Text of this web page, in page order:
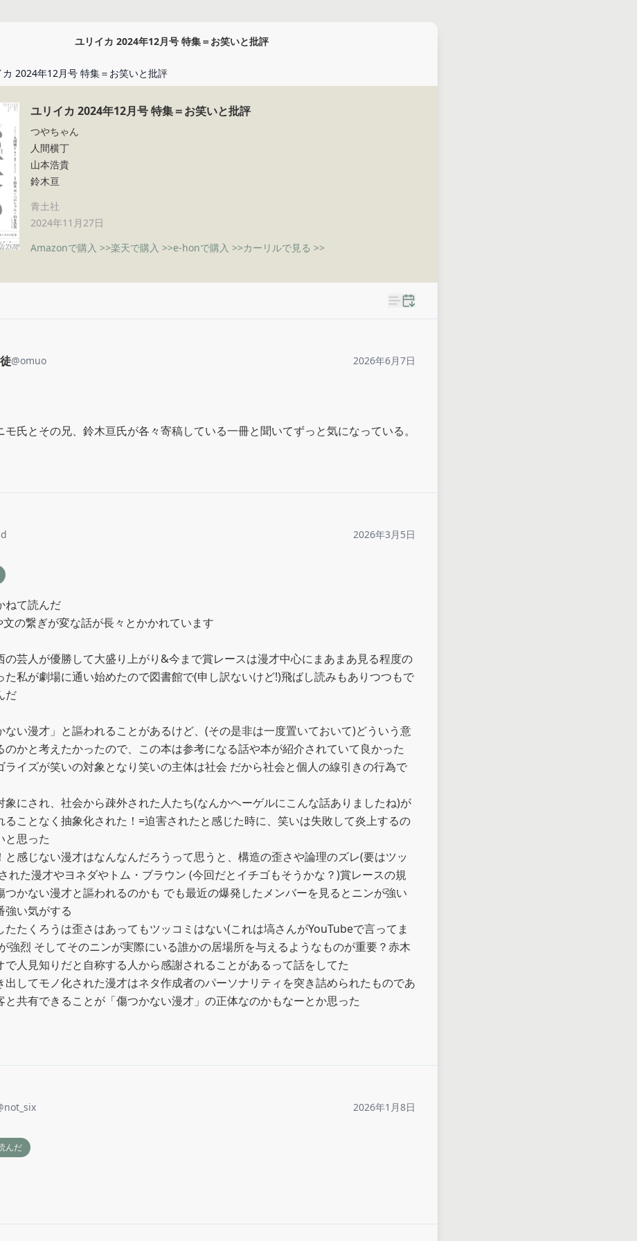
ユリイカ 2024年12月号 特集＝お笑いと批評
カ 2024年12月号 特集＝お笑いと批評
ユリイカ 2024年12月号 特集＝お笑いと批評
つやちゃん
人間横丁
山本浩貴
鈴木亘
青土社
2024年11月27日
Amazonで購入 >>楽天で購入 >>e-honで購入 >>カーリルで見る >>
@omuo 2026年6月7日
モ氏とその兄、鈴木亘氏が各々寄稿している一冊と聞いてずっと気になっている。
2026年3月5日
ねて読んだ
の繋ぎが変な話が長々とかかれています
の芸人が優勝して大盛り上がり&今まで賞レースは漫才中心にまあまあ見る程度の
た私が劇場に通い始めたので図書館で(申し訳ないけど!)飛ばし読みもありつつもで
だ
ない漫才」と謳われることがあるけど、(その是非は一度置いておいて)どういう意
のかと考えたかったので、この本は参考になる話や本が紹介されていて良かった
ライズが笑いの対象となり笑いの主体は社会 だから社会と個人の線引きの行為で
象にされ、社会から疎外された人たち(なんかヘーゲルにこんな話ありましたね)が
ることなく抽象化された！=迫害されたと感じた時に、笑いは失敗して炎上するの
と思った
と感じない漫才はなんなんだろうって思うと、構造の歪さや論理のズレ(要はツッ
れた漫才やヨネダやトム・ブラウン (今回だとイチゴもそうかな？)賞レースの規
つかない漫才と謳われるのかも でも最近の爆発したメンバーを見るとニンが強い
強い気がする
たたくろうは歪さはあってもツッコミはない(これは塙さんがYouTubeで言ってま
強烈 そしてそのニンが実際にいる誰かの居場所を与えるようなものが重要？赤木
で人見知りだと自称する人から感謝されることがあるって話をしてた
出してモノ化された漫才はネタ作成者のパーソナリティを突き詰められたものであ
と共有できることが「傷つかない漫才」の正体なのかもなーとか思った
not_six 2026年1月8日
んだ